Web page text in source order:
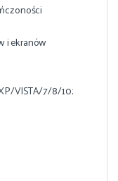
i ekranów
VISTA/7/8/10;